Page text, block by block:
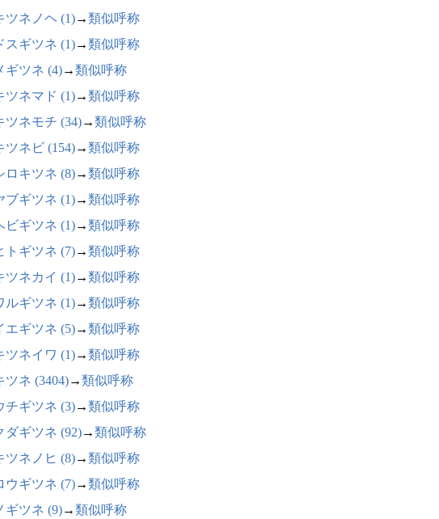
ツネノヘ (1)→類似呼称
スギツネ (1)→類似呼称
ギツネ (4)→類似呼称
ツネマド (1)→類似呼称
ツネモチ (34)→類似呼称
ツネビ (154)→類似呼称
ロキツネ (8)→類似呼称
ブギツネ (1)→類似呼称
ビギツネ (1)→類似呼称
トギツネ (7)→類似呼称
ツネカイ (1)→類似呼称
ルギツネ (1)→類似呼称
エギツネ (5)→類似呼称
ツネイワ (1)→類似呼称
ツネ (3404)→類似呼称
チギツネ (3)→類似呼称
ダギツネ (92)→類似呼称
ツネノヒ (8)→類似呼称
ウギツネ (7)→類似呼称
ギツネ (9)→類似呼称